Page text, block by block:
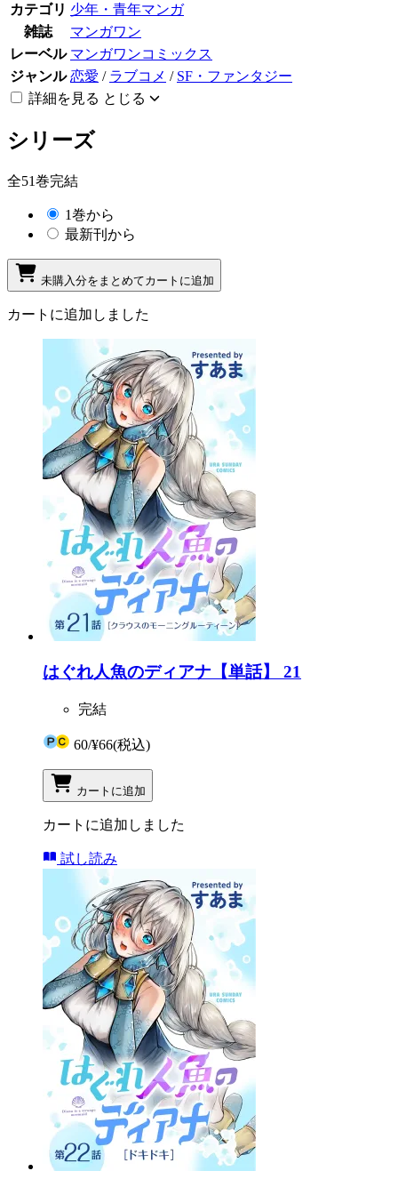
カテゴリ 少年・青年マンガ
雑誌
マンガワン
レーベル マンガワンコミックス
ジャンル 恋愛 / ラブコメ / SF・ファンタジー
詳細を見る とじる
シリーズ
全51巻完結
1巻から
最新刊から
未購入分をまとめてカートに追加
カートに追加しました
はぐれ人魚のディアナ【単話】 21
完結
60/¥66(税込)
カートに追加
カートに追加しました
試し読み